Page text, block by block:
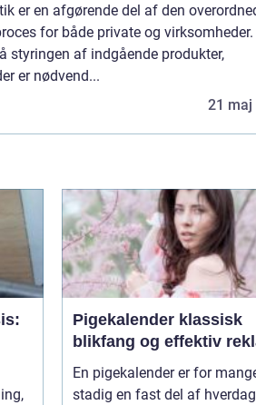
er en afgørende del af den
for både private og virksomheder.
styringen af indgående produkter,
er nødvend...
21 maj
Pigekalender klassisk
blikfang og effektiv
En pigekalender er for
stadig en fast del af